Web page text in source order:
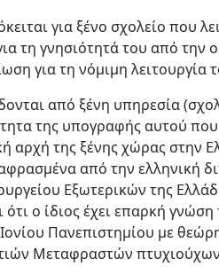
για ξένο σχολείο που
τη γνησιότητά του από την
για τη νόμιμη
από ξένη υπηρεσία
της υπογραφής αυτού
αρχή της ξένης χώρας στην
από την ελληνική
Εξωτερικών της
ο ίδιος έχει επαρκή
Πανεπιστημίου με
Μεταφραστών